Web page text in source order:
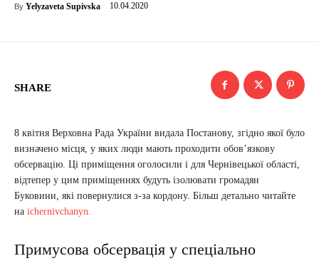
By Yelyzaveta Supivska 10.04.2020
SHARE
8 квітня Верховна Рада України видала Постанову, згідно якої було
визначено місця, у яких люди мають проходити обов’язкову
обсервацію. Ці приміщення оголосили і для Чернівецької області,
відтепер у цим приміщеннях будуть ізолювати громадян
Буковини, які повернулися з-за кордону. Більш детально читайте
на ichernivchanyn.
Примусова обсервація у спеціально